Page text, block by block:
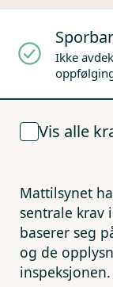
Ikke
Vis alle
Mattilsynet
sentrale krav
baserer seg
og de
inspeksjonen.